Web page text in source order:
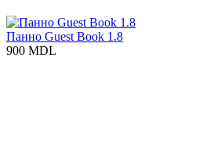
Панно Guest Book 1.8
900 MDL